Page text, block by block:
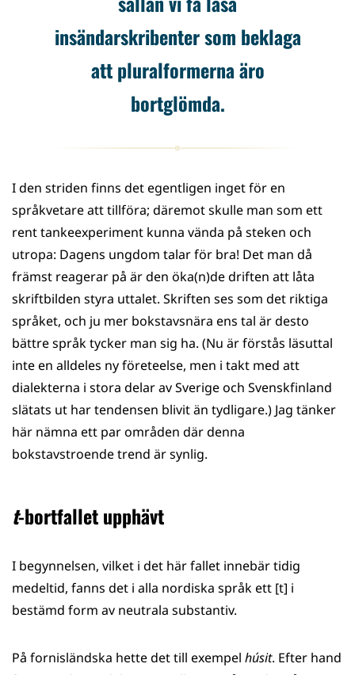
insändarskribenter som beklaga
att pluralformerna äro
bortglömda.
I den striden finns det egentligen inget för en
språkvetare att tillföra; däremot skulle man som ett
rent tankeexperiment kunna vända på steken och
utropa: Dagens ungdom talar för bra! Det man då
främst reagerar på är den öka(n)de driften att låta
skriftbilden styra uttalet. Skriften ses som det riktiga
språket, och ju mer bokstavsnära ens tal är desto
bättre språk tycker man sig ha. (Nu är förstås läsuttal
inte en alldeles ny företeelse, men i takt med att
dialekterna i stora delar av Sverige och Svenskfinland
slätats ut har tendensen blivit än tydligare.) Jag tänker
här nämna ett par områden där denna
bokstavstroende trend är synlig.
t-bortfallet upphävt
I begynnelsen, vilket i det här fallet innebär tidig
medeltid, fanns det i alla nordiska språk ett [t] i
bestämd form av neutrala substantiv.
På fornisländska hette det till exempel húsit. Efter hand